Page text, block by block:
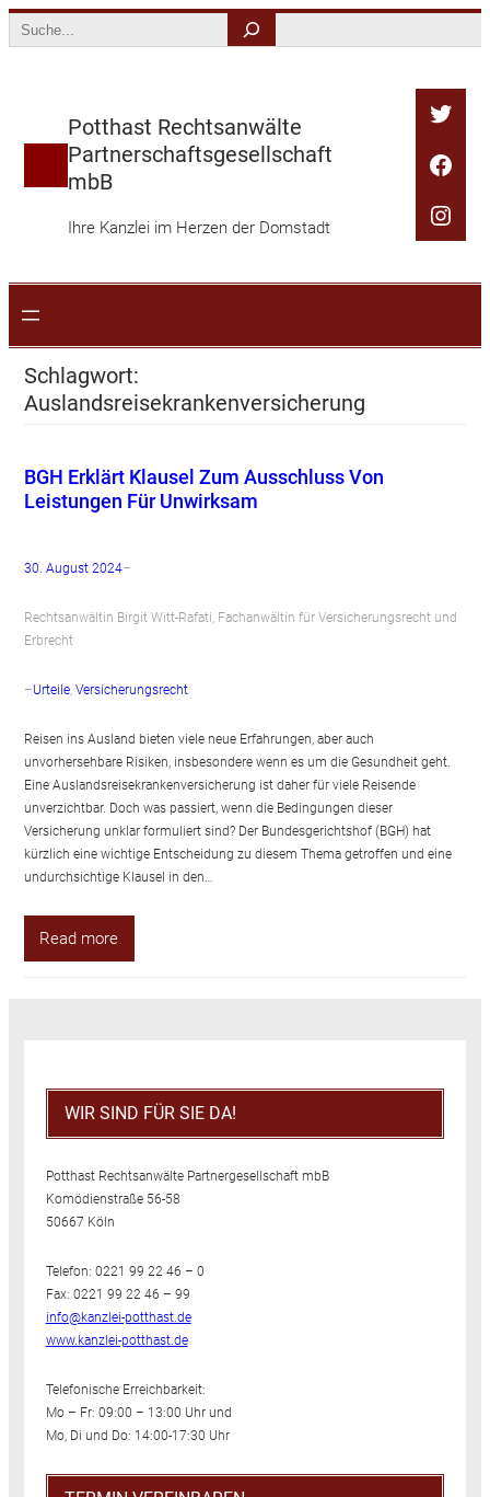
Search
Potthast Rechtsanwälte
Partnerschaftsgesellschaft
mbB
Ihre Kanzlei im Herzen der Domstadt
Schlagwort:
Auslandsreisekrankenversicherung
BGH Erklärt Klausel Zum Ausschluss Von
Leistungen Für Unwirksam
30. August 2024–
Rechtsanwältin Birgit Witt-Rafati, Fachanwältin für Versicherungsrecht und
Erbrecht
–Urteile, Versicherungsrecht
Reisen ins Ausland bieten viele neue Erfahrungen, aber auch
unvorhersehbare Risiken, insbesondere wenn es um die Gesundheit geht.
Eine Auslandsreisekrankenversicherung ist daher für viele Reisende
unverzichtbar. Doch was passiert, wenn die Bedingungen dieser
Versicherung unklar formuliert sind? Der Bundesgerichtshof (BGH) hat
kürzlich eine wichtige Entscheidung zu diesem Thema getroffen und eine
undurchsichtige Klausel in den…
Read more
WIR SIND FÜR SIE DA!
Potthast Rechtsanwälte Partnergesellschaft mbB
Komödienstraße 56-58
50667 Köln
Telefon: 0221 99 22 46 – 0
Fax: 0221 99 22 46 – 99
info@kanzlei-potthast.de
www.kanzlei-potthast.de
Telefonische Erreichbarkeit:
Mo – Fr: 09:00 – 13:00 Uhr und
Mo, Di und Do: 14:00-17:30 Uhr